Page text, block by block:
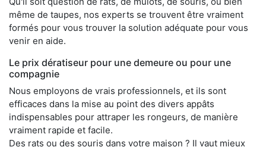
même de taupes, nos experts se trouvent être vraiment
formés pour vous trouver la solution adéquate pour vous
venir en aide.
Le prix dératiseur pour une demeure ou pour une
compagnie
Nous employons de vrais professionnels, et ils sont
efficaces dans la mise au point des divers appâts
indispensables pour attraper les rongeurs, de manière
vraiment rapide et facile.
Des rats ou des souris dans votre maison ? Il vaut mieux